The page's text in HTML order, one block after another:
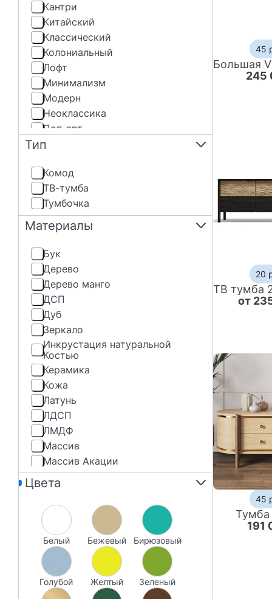
Кантри
Китайский
Классический
Колониальный
Лофт
Минимализм
Модерн
Неоклассика
Поп-арт
Скандинавский
Современный
Средиземноморский
Шале
Шинуазри
Этнический
Тип
Комод
ТВ-тумба
Тумбочка
Материалы
Бук
Дерево
Дерево манго
ДСП
Дуб
Зеркало
Инкрустация натуральной
Костью
Керамика
Кожа
Латунь
ЛДСП
ЛМДФ
Массив
Массив Акации
Массив березы
Массив бука
Массив дерева
Массив Дуб
Массив дуба
Массив манго
Массив Ореха
Массив палисандра
Цвета
Белый бежевый бирюзовый
голубой желтый зеленый
45
245
20
от
45
Тумба
191